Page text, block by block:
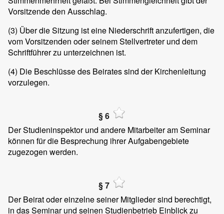
Vorsitzende den Ausschlag.
(3) Über die Sitzung ist eine Niederschrift anzufertigen, die
vom Vorsitzenden oder seinem Stellvertreter und dem
Schriftführer zu unterzeichnen ist.
(4) Die Beschlüsse des Beirates sind der Kirchenleitung
vorzulegen.
§ 6
Der Studieninspektor und andere Mitarbeiter am Seminar
können für die Besprechung ihrer Aufgabengebiete
zugezogen werden.
§ 7
Der Beirat oder einzelne seiner Mitglieder sind berechtigt,
in das Seminar und seinen Studienbetrieb Einblick zu